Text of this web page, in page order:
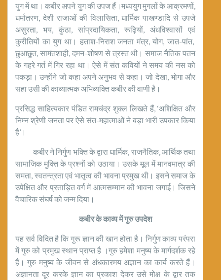
युग में था। कबीर अपने युग की उपज हैं।मध्ययुग मुगलों के आक्रमणों,
धर्मांतरण, देशी राजाओं की विलासिता, धार्मिक पाखण्डादि से उपजे
असुरता, भय, कुंठा, सांप्रदायिकता, रूढ़ियों, अंधविश्वासों एवं
कुरीतियों का युग था। हताश-निराश जनता मंत्र, योग, जात-पांत,
छुआछूत, सामंतशाही, दमन-शोषण से त्रस्त थी। समाज नैतिक पतन
के गहरे गर्त में गिर रहा था। ऐसे में संत कवियों ने समय की नस को
पकड़ा। उन्होंने जो कहा अपने अनुभव से कहा। जो देखा, भोगा और
सहा उसी की काव्यात्मक अभिव्यक्ति कबीर की वाणी है।
प्रसिद्ध साहित्यकार पंडित रामचंद्र शुक्ल लिखते हैं, ‘अशिक्षित और
निम्न श्रेणी जनता पर ऐसे संत-महात्माओं ने बड़ा भारी उपकार किया
है’।
कबीर ने निर्गुण भक्ति के द्वारा धार्मिक, राजनैतिक, आर्थिक तथा
सामाजिक मुक्ति के प्रश्नों को उठाया। उसके मूल में मानवमात्र की
समता, स्वतन्त्रता एवं भातृत्व की भावना प्रमुख थी। इसने समाज के
उपेक्षित और प्रताड़ित वर्ग में आत्मसम्मान की भावना जगाई। जिसने
वैचारिक संघर्ष को जन्म दिया।
कबीर के काव्य में गुरु उपदेश
यह सर्व विदित है कि गुरू ज्ञान की खान होता है। निर्गुण काव्य परंपरा
में गुरु को प्रमुख स्थान प्राप्त है ‌।गुरु हमेशा मनुष्य के मार्गदर्शक रहे
हैं। गुरु मनुष्य के जीवन से अंधकारमय अज्ञान का कार्य करते हैं।
अज्ञानता दूर करके ज्ञान का प्रकाश देकर उसे मोक्ष के द्वार तक